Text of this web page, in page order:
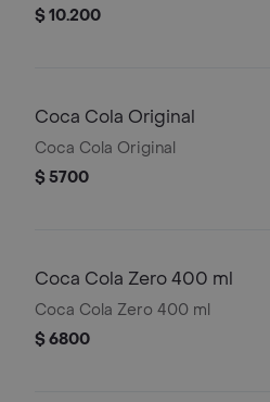
$ 10.200
Coca Cola Original
Coca Cola Original
$ 5700
Coca Cola Zero 400 ml
Coca Cola Zero 400 ml
$ 6800